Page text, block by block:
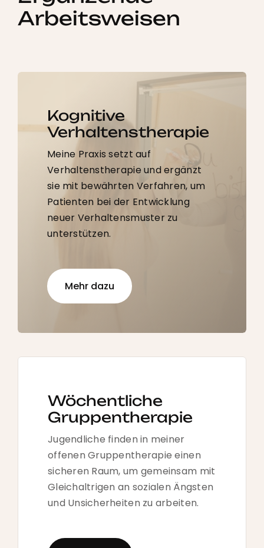
Arbeitsweisen
Kognitive
Verhaltens­­therapie
Meine Praxis setzt auf
Verhaltenstherapie und ergänzt
sie mit bewährten Verfahren, um
Patienten bei der Entwicklung
neuer Verhaltens­muster zu
unterstützen.
Mehr dazu
Wöchentliche
Gruppen­­therapie
Jugendliche finden in meiner
offenen Gruppen­therapie einen
sicheren Raum, um gemeinsam mit
Gleich­altrigen an sozialen Ängsten
und Unsicher­heiten zu arbeiten.